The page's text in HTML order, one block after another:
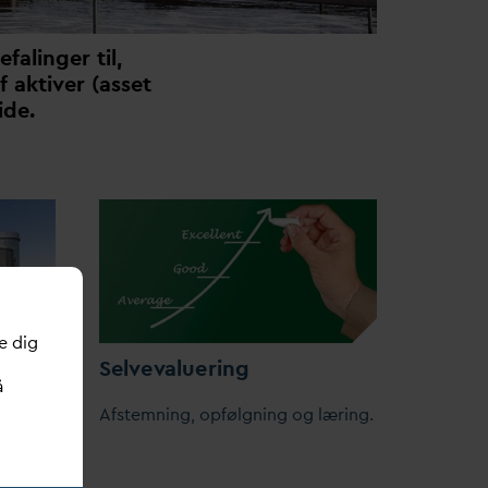
til,
aktiver (asset
Selvevaluering
Afstemning, opfølgning og læring.
dig